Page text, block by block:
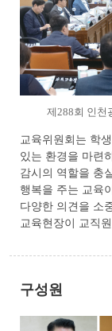
제288회 인천
교육위원회는 학
있는 환경을 마련
감시의 역할을 충
행복을 주는 교육
다양한 의견을 소
교육현장이 교직
구성원